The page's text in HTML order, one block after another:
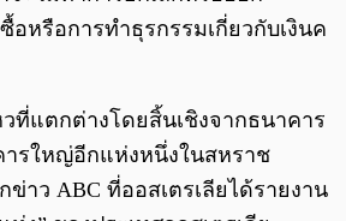
อหรือการทำธุรกรรมเกี่ยวกับเงินค
ที่แตกต่างโดยสิ้นเชิงจากธนาคาร
รใหญ่อีกแห่งหนึ่งในสหราช
าว ABC ที่ออสเตรเลียได้รายงาน